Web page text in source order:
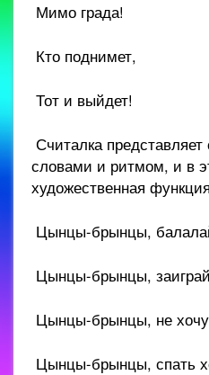
Мимо града!
Кто поднимет,
Тот и выйдет!
Считалка
словами и ритмом, и в
художественная
Цынцы-брынцы,
Цынцы-брынцы,
Цынцы-брынцы, не
Цынцы-брынцы, спать